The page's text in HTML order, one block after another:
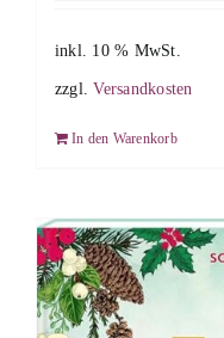
inkl. 10 % MwSt.
zzgl.Versandkosten
In den Warenkorb